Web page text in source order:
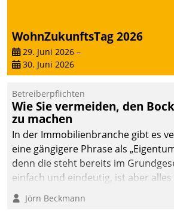
– und beschleunigt damit
den Weg vom
Mieteranliegen zum
WohnZukunftsTag 2026
29. Juni 2026 –
30. Juni 2026
Betreiberpflichten
Wie Sie vermeiden, den
zu machen
In der Immobilienbranche gibt es
eine gängigere Phrase als
denn die steht bereits im
einfach und eindeutig, ist aber alles
Branchenbeschäftigte wissen. Denn
Verantwortung folgen
Jörn Beckmann